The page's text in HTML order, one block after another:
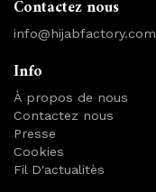
Contactez nous
info@hijabfactory.com
Info
À propos de nous
Contactez nous
Presse
Cookies
Fil D'actualitès